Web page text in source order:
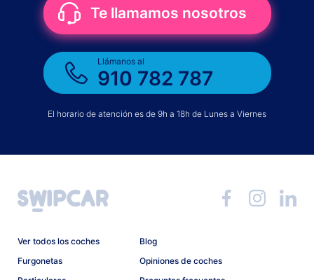
Te llamamos nosotros
Llámanos al
910 782 787
El horario de atención es de 9h a 18h de Lunes a Viernes
Ver todos los coches
Furgonetas
Blog
Opiniones de coches